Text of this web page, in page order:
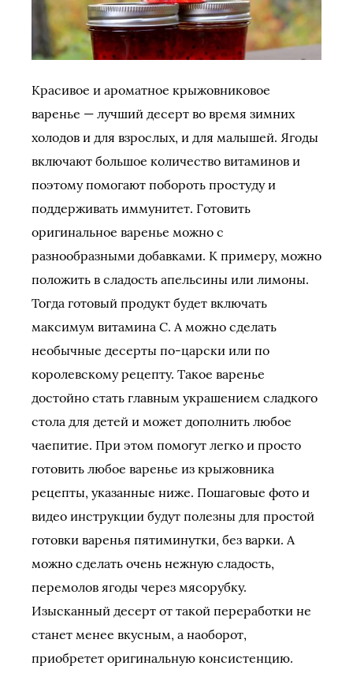
Красивое и ароматное крыжовниковое
варенье — лучший десерт во время зимних
холодов и для взрослых, и для малышей. Ягоды
включают большое количество витаминов и
поэтому помогают побороть простуду и
поддерживать иммунитет. Готовить
оригинальное варенье можно с
разнообразными добавками. К примеру, можно
положить в сладость апельсины или лимоны.
Тогда готовый продукт будет включать
максимум витамина C. А можно сделать
необычные десерты по-царски или по
королевскому рецепту. Такое варенье
достойно стать главным украшением сладкого
стола для детей и может дополнить любое
чаепитие. При этом помогут легко и просто
готовить любое варенье из крыжовника
рецепты, указанные ниже. Пошаговые фото и
видео инструкции будут полезны для простой
готовки варенья пятиминутки, без варки. А
можно сделать очень нежную сладость,
перемолов ягоды через мясорубку.
Изысканный десерт от такой переработки не
станет менее вкусным, а наоборот,
приобретет оригинальную консистенцию.